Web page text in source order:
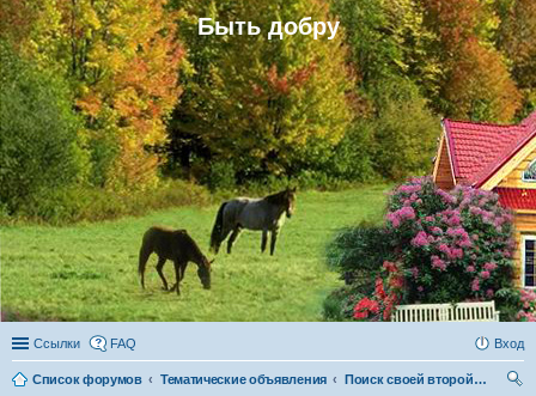
Быть добру
Ссылки FAQ Вход
Список форумов Тематические объявления
Поиск своей второй половины